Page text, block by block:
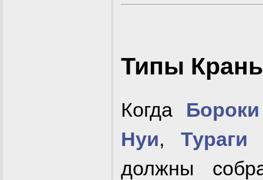
Типы
Когда Бороки
Нуи, Тураги
должны